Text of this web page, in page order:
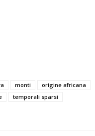
monti
origine africana
temporali sparsi